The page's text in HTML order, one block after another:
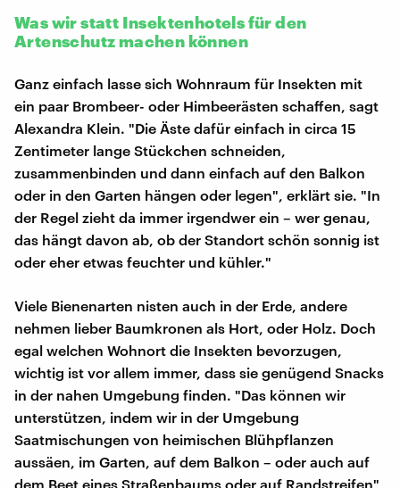
Was wir statt Insektenhotels für den
Artenschutz machen können
Ganz einfach lasse sich Wohnraum für Insekten mit
ein paar Brombeer- oder Himbeerästen schaffen, sagt
Alexandra Klein. "Die Äste dafür einfach in circa 15
Zentimeter lange Stückchen schneiden,
zusammenbinden und dann einfach auf den Balkon
oder in den Garten hängen oder legen", erklärt sie. "In
der Regel zieht da immer irgendwer ein – wer genau,
das hängt davon ab, ob der Standort schön sonnig ist
oder eher etwas feuchter und kühler."
Viele Bienenarten nisten auch in der Erde, andere
nehmen lieber Baumkronen als Hort, oder Holz. Doch
egal welchen Wohnort die Insekten bevorzugen,
wichtig ist vor allem immer, dass sie genügend Snacks
in der nahen Umgebung finden. "Das können wir
unterstützen, indem wir in der Umgebung
Saatmischungen von heimischen Blühpflanzen
aussäen, im Garten, auf dem Balkon – oder auch auf
dem Beet eines Straßenbaums oder auf Randstreifen"